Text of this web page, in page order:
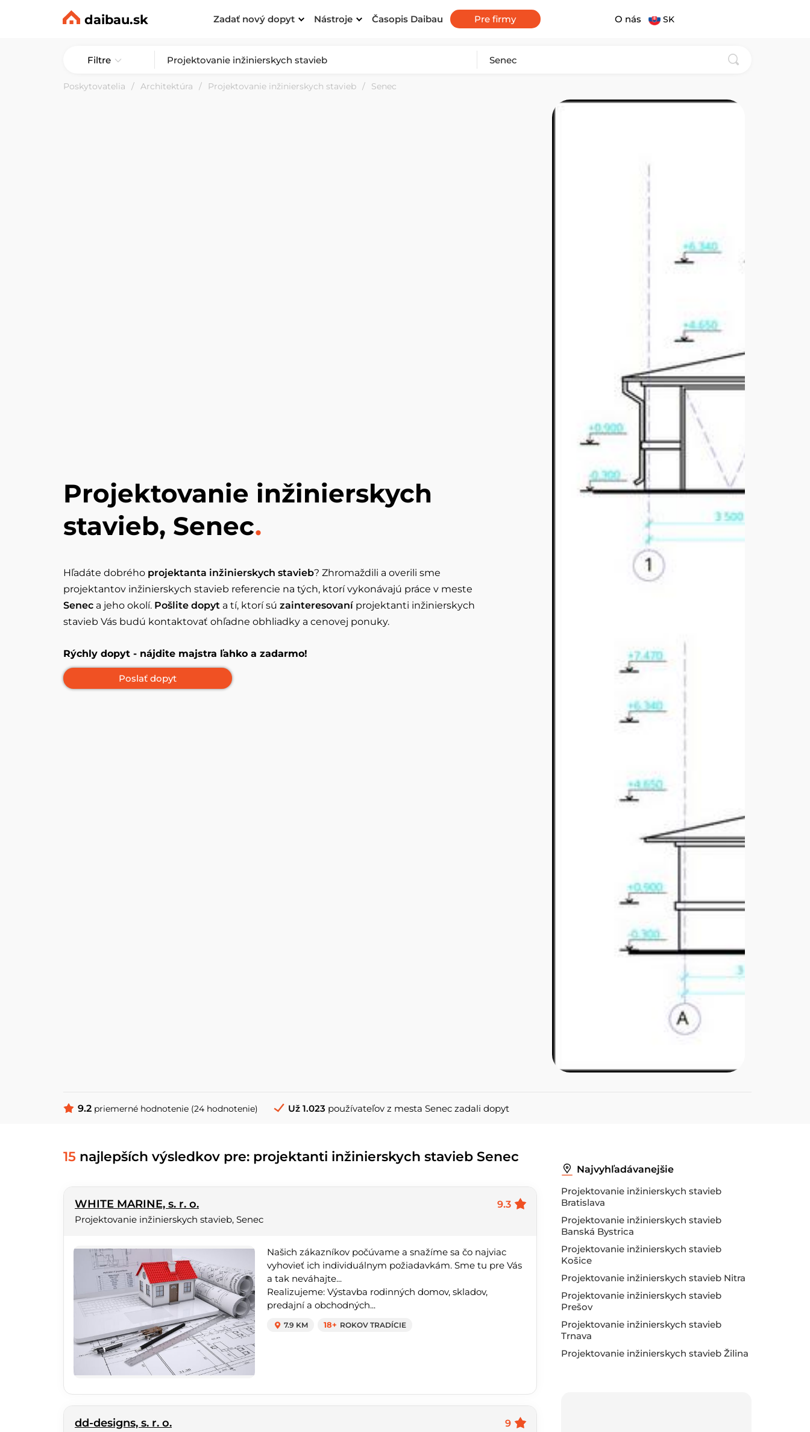
daibau.sk Zadať nový dopyt Nástroje Časopis Daibau Pre firmy O nás SK
Filtre
Poskytovatelia Architektúra Projektovanie inžinierskych stavieb Senec
Projektovanie inžinierskych
stavieb, Senec.
Hľadáte dobrého projektanta inžinierskych stavieb? Zhromaždili a overili sme
projektantov inžinierskych stavieb referencie na tých, ktorí vykonávajú práce v meste
Senec a jeho okolí. Pošlite dopyt a tí, ktorí súzainteresovaní projektanti inžinierskych
stavieb Vás budú kontaktovať ohľadne obhliadky a cenovej ponuky.
Rýchly dopyt - nájdite majstra ľahko a zadarmo!
9.2 priemerné hodnotenie (24 hodnotenie) Už 1.023 používateľov z mesta Senec zadali dopyt
15 najlepších výsledkov pre: projektanti inžinierskych stavieb Senec
WHITE MARINE, s. r. o.
9.3
Projektovanie inžinierskych stavieb, Senec
Našich zákazníkov počúvame a snažíme sa čo najviac
vyhovieť ich individuálnym požiadavkám. Sme tu pre Vás
a tak neváhajte...
Realizujeme: Výstavba rodinných domov, skladov,
predajní a obchodných...
7.9 KM 18+ ROKOV TRADÍCIE
dd-designs, s. r. o.
9
Najvyhľadávanejšie
Projektovanie inžinierskych stavieb
Bratislava
Projektovanie inžinierskych stavieb
Banská Bystrica
Projektovanie inžinierskych stavieb
Košice
Projektovanie inžinierskych stavieb Nitra
Projektovanie inžinierskych stavieb
Prešov
Projektovanie inžinierskych stavieb
Trnava
Projektovanie inžinierskych stavieb Žilina